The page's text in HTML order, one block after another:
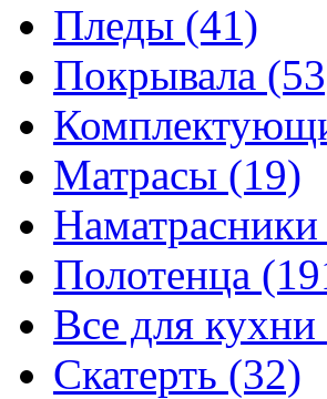
Пледы (41)
Покрывала
Матрасы (19)
Наматрасники
Полотенца
Все для кухни
Скатерть (32)